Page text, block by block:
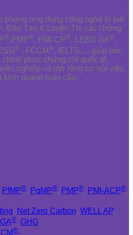
phong ứng dụng công nghệ trí tuệ
Đào Tạo & Luyện Thi các chứng
®,PMP®, PMI-CP®, LEED GA®,
® , FCCM®, IELTS,.... giúp học
phục chứng chỉ quốc tế,
nghiệp và mở rộng cơ hội việc
kinh doanh toàn cầu.
PfMP®, PgMP®, PMP®, PMI-ACP®,
: Net Zero Carbon, WELL AP,
®, GHG
®